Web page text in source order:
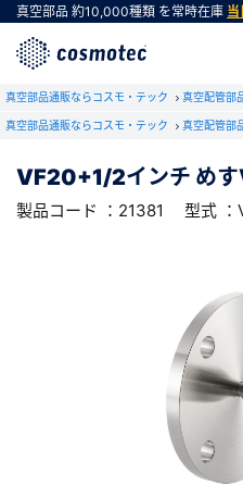
真空部品 約10,000種類 を常時在庫
真空部品通販ならコスモ・テック 真空配管部
真空部品通販ならコスモ・テック 真空配管部
VF20+1/2インチ めす
製品コード ：21381 型式 ：
RoHS2適合報告
下記製品のRoHS2適合報告書
VF20+1/2インチ めす
型式 ：VF20FVCR1/2 製品コ
ダウン
会員登録が
会員登録をすれば、便